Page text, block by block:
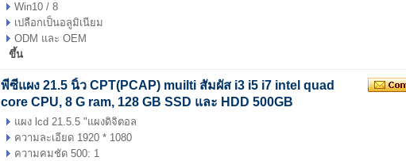
Win10 / 8
เปลือกเป็นอลูมิเนียม
ODM และ OEM
ขึ้น
พีซีแผง 21.5 นิ้ว CPT(PCAP) muilti สัมผัส i3 i5 i7 intel quad
core CPU, 8 G ram, 128 GB SSD และ HDD 500GB
แผง lcd 21.5.5 "แผงดิจิตอล
ความละเอียด 1920 * 1080
ความคมชัด 500: 1